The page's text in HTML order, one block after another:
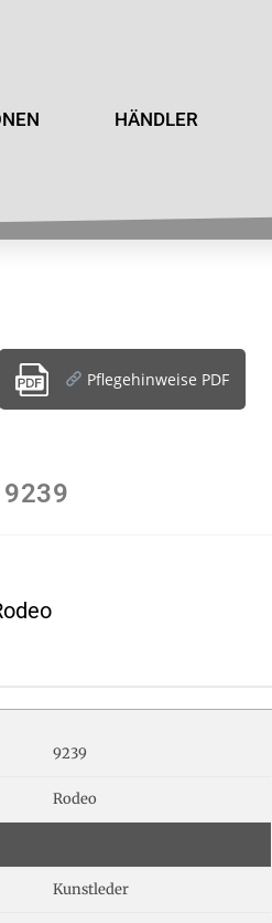
HÄNDLER
Pflegehinweise PDF
9239
9239
Rodeo
Kunstleder